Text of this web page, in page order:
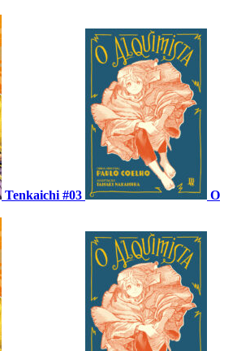
Tenkaichi #03
O